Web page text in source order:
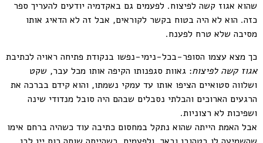
שהוא אגוז קשה לפיצוח. לפעמים גם באקדמיה יודעים להעריך ספר
כזה. הוא לא היה בטוח בקשר לקוראים, אבל זה לא הדאיג אותו
מסיבה שלא טרח לפענח.
כך מצא עצמו הסופר-בכל-נימי-נפשו בנקודת פתיחה ראויה לכתיבת
אגוז קשה לפיצוח: גאוות סגפנותו הקיפה אותו מכל עבר, שקט
ושלווה סטואיים הציפו אותו עד עמקי נשמתו, והוא קידם בברכה את
הרגעים הארוכים והבלתי נסבלים שבהם היה סובל מנדודי שינה
ושפיכות לא רצוניות.
אבל האמת הייתה שהוא נתקל במחסום כתיבה עוד כשהיה ברחם אימו